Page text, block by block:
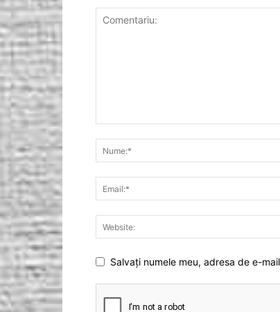
Salvați numele meu, adresa de e-